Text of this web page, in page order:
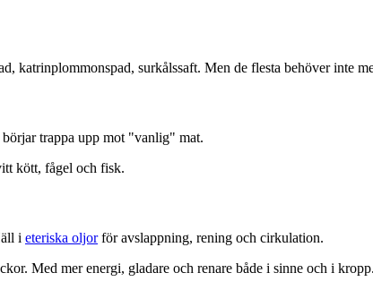
katrinplommonspad, surkålssaft. Men de flesta behöver inte
börjar trappa upp mot "vanlig" mat.
kött, fågel och fisk.
i eteriska oljorför avslappning, rening och cirkulation.
Med mer energi, gladare och renare både i sinne och i kropp.